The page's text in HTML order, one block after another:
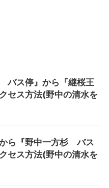
バス停』から『継桜王
セス方法(野中の清水を
から『野中一方杉 バス
セス方法(野中の清水を